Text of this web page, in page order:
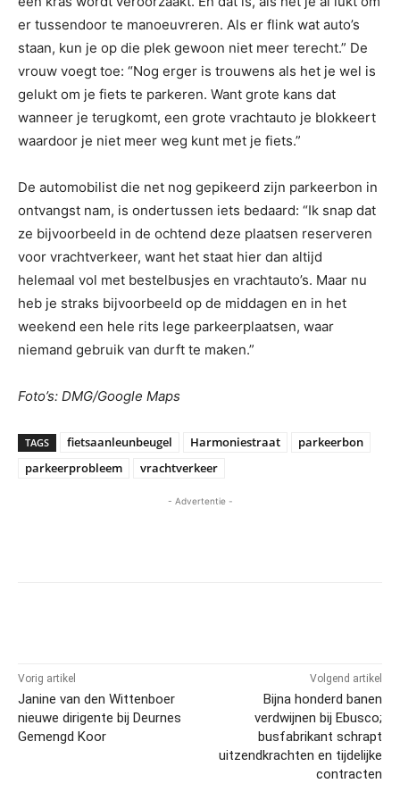
er tussendoor te manoeuvreren. Als er flink wat auto’s
staan, kun je op die plek gewoon niet meer terecht.” De
vrouw voegt toe: “Nog erger is trouwens als het je wel is
gelukt om je fiets te parkeren. Want grote kans dat
wanneer je terugkomt, een grote vrachtauto je blokkeert
waardoor je niet meer weg kunt met je fiets.”
De automobilist die net nog gepikeerd zijn parkeerbon in
ontvangst nam, is ondertussen iets bedaard: “Ik snap dat
ze bijvoorbeeld in de ochtend deze plaatsen reserveren
voor vrachtverkeer, want het staat hier dan altijd
helemaal vol met bestelbusjes en vrachtauto’s. Maar nu
heb je straks bijvoorbeeld op de middagen en in het
weekend een hele rits lege parkeerplaatsen, waar
niemand gebruik van durft te maken.”
Foto’s: DMG/Google Maps
TAGS fietsaanleunbeugel Harmoniestraat
parkeerbon
parkeerprobleem
vrachtverkeer
- Advertentie -
Vorig artikel
Janine van den Wittenboer
nieuwe dirigente bij Deurnes
Gemengd Koor
Volgend artikel
Bijna honderd banen
verdwijnen bij Ebusco;
busfabrikant schrapt
uitzendkrachten en tijdelijke
contracten